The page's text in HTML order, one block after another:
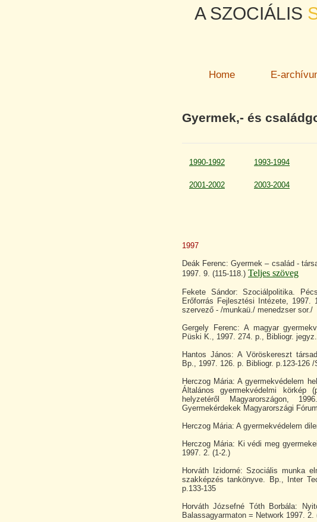
A SZOCIÁLIS
Home E-
Gyermek,- és
1990-1992 1993-1994
2001-2002 2003-2004
1997
Deák Ferenc: Gyermek – család -
1997. 9. (115-118.) Teljes szöveg
Fekete Sándor: Szociálpolitika.
Erőforrás Fejlesztési Intézete, 1997.
szervező - /munkaü./ menedzser sor./
Gergely Ferenc: A magyar
Püski K., 1997. 274. p., Bibliogr. jegyz.
Hantos János: A Vöröskereszt
Bp., 1997. 126. p. Bibliogr. p.123-126
Herczog Mária: A gyermekvédelem
Általános gyermekvédelmi körkép
helyzetéről Magyarországon,
Gyermekérdekek Magyarországi
Herczog Mária: A gyermekvédelem
Herczog Mária: Ki védi meg
1997. 2. (1-2.)
Horváth Izidorné: Szociális munka
szakképzés tankönyve. Bp., Inter
p.133-135
Horváth Józsefné Tóth Borbála:
Balassagyarmaton = Network 1997. 2.